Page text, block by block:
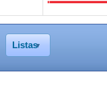
Listas